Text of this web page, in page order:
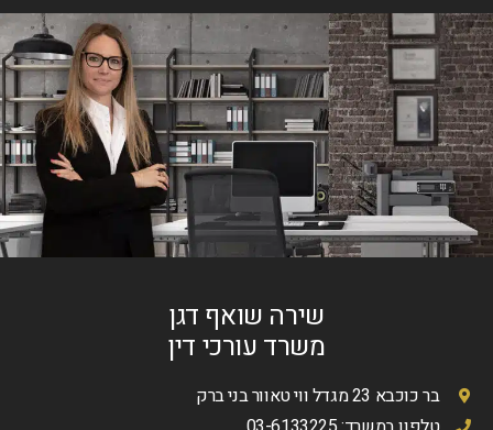
שירה שואף דגן
משרד עורכי דין
בר כוכבא 23 מגדל ווי טאוור בני ברק